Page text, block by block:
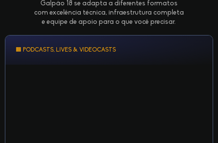
Galpão 18 se adapta a diferentes formatos
com excelência técnica, infraestrutura completa
e equipe de apoio para o que você precisar.
🟧 PODCASTS, LIVES & VIDEOCASTS